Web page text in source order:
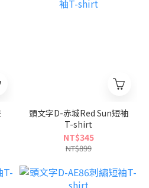
頭文字D-赤城Red Sun短袖
T-shirt
NT$345
NT$899